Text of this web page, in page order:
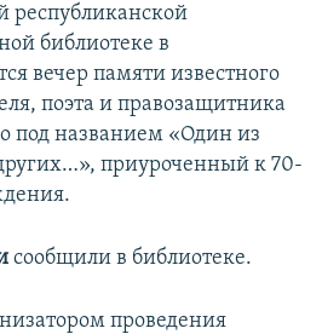
КРЫМА
республиканской
библиотеке в
вечер памяти известного
поэта и правозащитника
под названием «Один из
приуроченный к 70-
сообщили в библиотеке.
проведения